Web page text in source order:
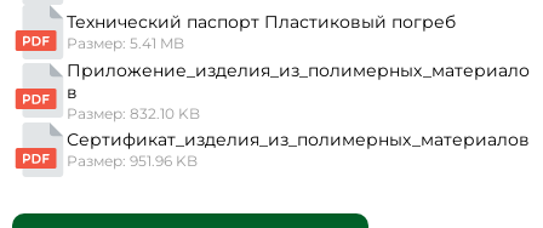
Технический паспорт Пластиковый погреб
Размер: 5.41 MB
Приложение_изделия_из_полимерных_материало
в
Размер: 832.10 KB
Сертификат_изделия_из_полимерных_материалов
Размер: 951.96 KB